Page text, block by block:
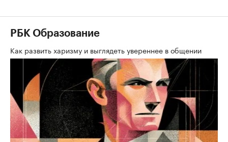
РБК Образование
Как развить харизму и выглядеть увереннее в общении